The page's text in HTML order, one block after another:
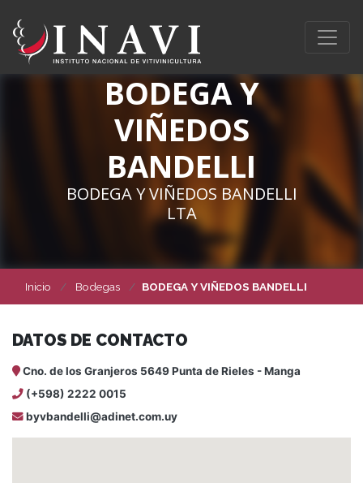
BODEGA Y
VIÑEDOS
BANDELLI
BODEGA Y VIÑEDOS BANDELLI
LTA
Inicio Bodegas BODEGA Y VIÑEDOS BANDELLI
DATOS DE CONTACTO
Cno. de los Granjeros 5649 Punta de Rieles - Manga
(+598) 2222 0015
byvbandelli@adinet.com.uy